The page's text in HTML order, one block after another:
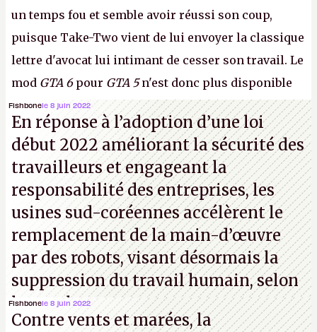
un temps fou et semble avoir réussi son coup,
puisque Take-Two vient de lui envoyer la classique
lettre d'avocat lui intimant de cesser son travail. Le
mod GTA 6pour GTA 5n'est donc plus disponible
au téléchargement. Vous pouvez encore en voir
quelques bribes surcette vidéo YouTube.A.
Fishbonele 8 juin 2022
En réponse à l’adoption d’une loi
début 2022 améliorant la sécurité des
travailleurs et engageant la
responsabilité des entreprises, les
usines sud-coréennes accélèrent le
remplacement de la main-d’œuvre
par des robots, visant désormais la
suppression du travail humain, selon
les analystes.
Fishbonele 8 juin 2022
Contre vents et marées, la